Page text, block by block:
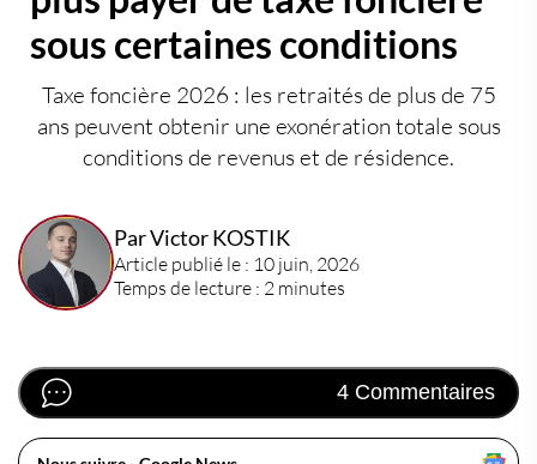
sous certaines conditions
Taxe foncière 2026 : les retraités de plus de 75
ans peuvent obtenir une exonération totale sous
conditions de revenus et de résidence.
Par Victor KOSTIK
Article publié le : 10 juin, 2026
Temps de lecture : 2 minutes
4 Commentaires